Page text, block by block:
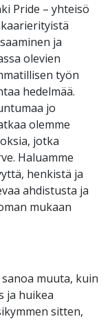
Pride – yhteisö
ja
olevien
työn
hedelmää.
jo
olemme
jotka
Haluamme
henkistä ja
ahdistusta ja
mukaan
muuta, kuin
ja huikea
sitten,